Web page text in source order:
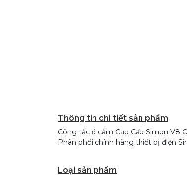
Thông tin chi tiết sản phẩm
Công tắc ổ cắm Cao Cấp Simon V8
Phân phối chính hãng thiết bị điện
Loại sản phẩm